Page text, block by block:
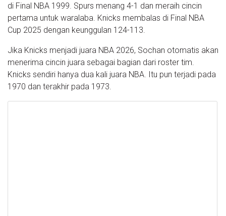
di Final NBA 1999. Spurs menang 4-1 dan meraih cincin
pertama untuk waralaba. Knicks membalas di Final NBA
Cup 2025 dengan keunggulan 124-113.
Jika Knicks menjadi juara NBA 2026, Sochan otomatis akan
menerima cincin juara sebagai bagian dari roster tim.
Knicks sendiri hanya dua kali juara NBA. Itu pun terjadi pada
1970 dan terakhir pada 1973.